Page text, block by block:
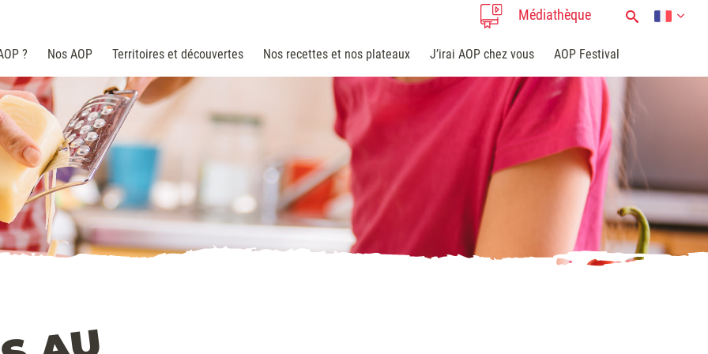
Médiathèque
?
clés
Nos AOP Territoires et découvertes
Normandie
Centre Val de Loire
Bourgogne Franche Comté
Auvergne Rhône Alpes
Nouvelle Aquitaine
Nos recettes et nos plateaux
Recettes
Nos propositions de plateaux
J’irai AOP chez vous AOP Festival